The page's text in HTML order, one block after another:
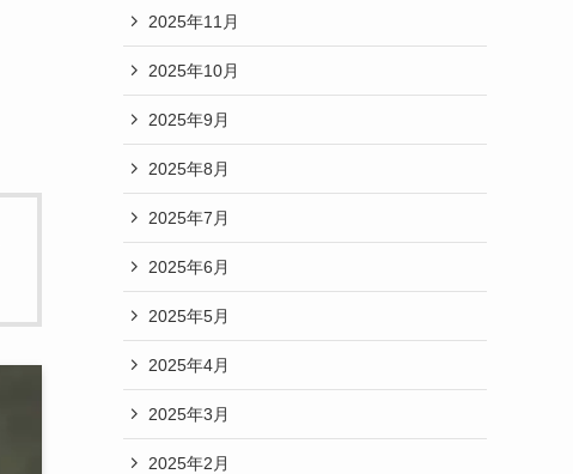
2025年11月
2025年10月
2025年9月
2025年8月
2025年7月
2025年6月
2025年5月
2025年4月
2025年3月
2025年2月